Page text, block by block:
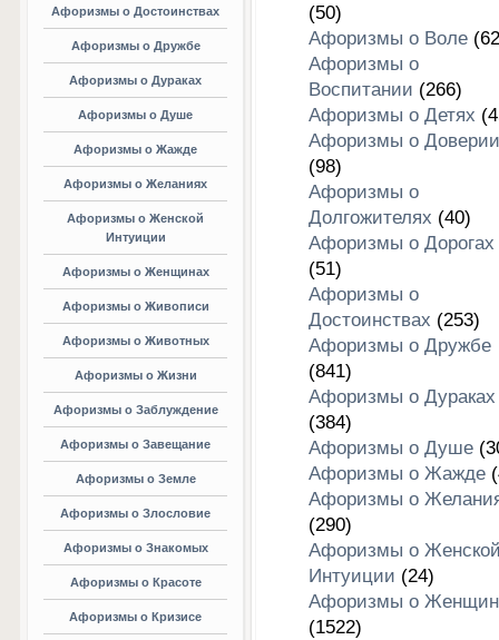
Афоризмы о Достоинствах
Афоризмы о Дружбе
Афоризмы о Дураках
Афоризмы о Душе
Афоризмы о Жажде
Афоризмы о Желаниях
Афоризмы о Женской
Интуиции
Афоризмы о Женщинах
Афоризмы о Живописи
Афоризмы о Животных
Афоризмы о Жизни
Афоризмы о Заблуждение
Афоризмы о Завещание
Афоризмы о Земле
Афоризмы о Злословие
Афоризмы о Знакомых
Афоризмы о Красоте
Афоризмы о Кризисе
(50)
Афоризмы о Воле
Афоризмы о
Воспитании (266)
Афоризмы о Детях
Афоризмы о Доверии
(98)
Афоризмы о
Долгожителях (40)
Афоризмы о Дорогах
(51)
Афоризмы о
Достоинствах (253)
Афоризмы о Дружбе
(841)
Афоризмы о Дураках
(384)
Афоризмы о Душе
Афоризмы о Жажде
Афоризмы о
(290)
Афоризмы о
Интуиции (24)
Афоризмы о
(1522)